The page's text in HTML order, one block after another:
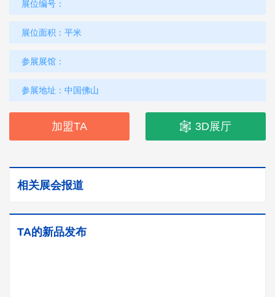
展位编号：
展位面积： 平米
参展展馆：
参展地址： 中国佛山
加盟TA 3D展厅
相关展会报道
TA的新品发布